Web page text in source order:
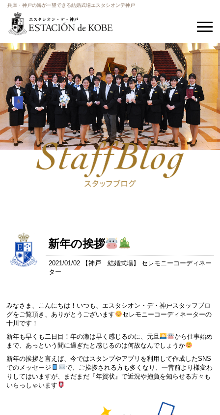
兵庫・神戸の海が一望できる結婚式場エスタシオンデ神戸
新年の挨拶
2021/01/02 【神戸 結婚式場】 セレモニーコーディネー
ター
みなさま、こんにちは！いつも、エスタシオン・デ・神戸スタッフブロ
グをご覧頂き、ありがとうございます
セレモニーコーディネーターの
十川です！
新年も早くも二日目！年の瀬は早く感じるのに、元旦
から仕事始め
まで、あっという間に過ぎたと感じるのは何故なんでしょうか
新年の挨拶と言えば、今ではスタンプやアプリを利用して作成したSNS
でのメッセージ
で、ご挨拶される方も多くなり、一昔前より様変わ
りしてはいますが、まだまだ『年賀状』で近況や抱負を知らせる方々も
いらっしゃいます